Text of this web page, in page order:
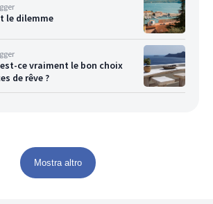
le dilemme
ce vraiment le bon choix
de rêve ?
Mostra altro